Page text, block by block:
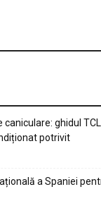
caniculare: ghidul
potrivit
a Spaniei